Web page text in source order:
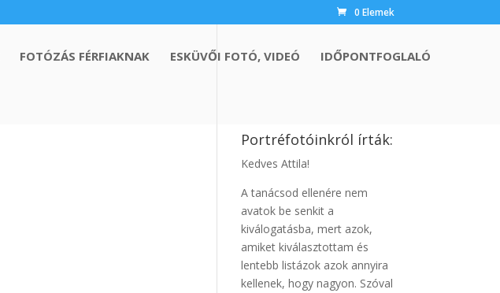
0 Elemek
FOTÓZÁS FÉRFIAKNAK ESKÜVŐI FOTÓ, VIDEÓ IDŐPONTFOGLALÓ
Portréfotóinkról írták:
Kedves Attila!
A tanácsod ellenére nem
avatok be senkit a
kiválogatásba, mert azok,
amiket kiválasztottam és
lentebb listázok azok annyira
kellenek, hogy nagyon. Szóval